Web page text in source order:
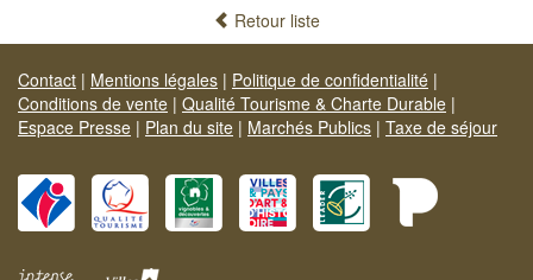
Retour liste
Contact | Mentions légales | Politique de confidentialité |
Conditions de vente | Qualité Tourisme & Charte Durable |
Espace Presse | Plan du site | Marchés Publics | Taxe de séjour